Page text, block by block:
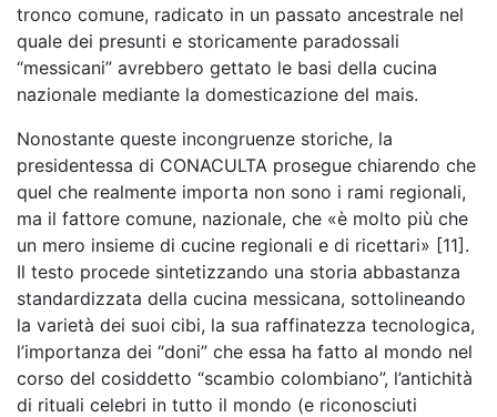
tronco comune, radicato in un passato ancestrale nel
quale dei presunti e storicamente paradossali
“messicani” avrebbero gettato le basi della cucina
nazionale mediante la domesticazione del mais.
Nonostante queste incongruenze storiche, la
presidentessa di CONACULTA prosegue chiarendo che
quel che realmente importa non sono i rami regionali,
ma il fattore comune, nazionale, che «è molto più che
un mero insieme di cucine regionali e di ricettari» [11].
Il testo procede sintetizzando una storia abbastanza
standardizzata della cucina messicana, sottolineando
la varietà dei suoi cibi, la sua raffinatezza tecnologica,
l’importanza dei “doni” che essa ha fatto al mondo nel
corso del cosiddetto “scambio colombiano”, l’antichità
di rituali celebri in tutto il mondo (e riconosciuti